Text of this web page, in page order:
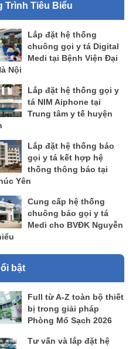
Trình Tiêu Biểu
Lắp đặt hệ thống
chuông gọi y tá Digital
Medi tại Bệnh Viện Đại
Nội
Lắp đặt hệ thống gọi y
tá NIM Aiphone tại
Trung tâm y tế huyện
Lắp đặt hệ thống báo
gọi y tá kết hợp hệ
thống thông báo tại
Yên
Cung cấp hệ thống
chuông báo gọi y tá
Medi cho BVĐK Nguyễn
bật
Full từ A-Z toàn bộ thiết
bị trong giải pháp
Phòng Mổ Sạch 2026
Tư vấn và lắp đặt hệ